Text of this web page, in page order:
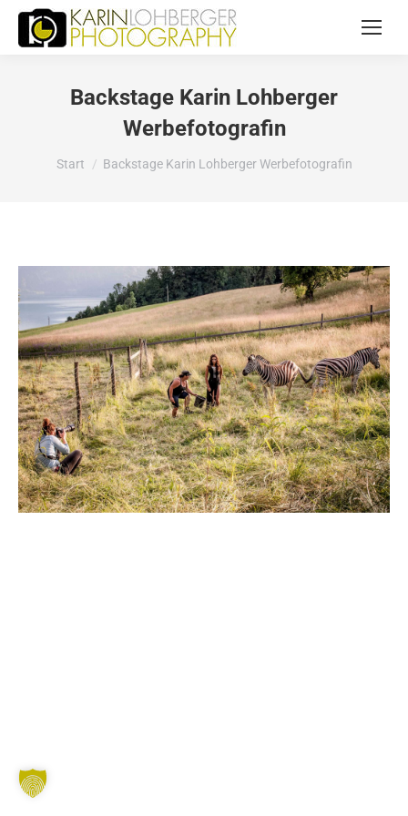
Backstage Karin Lohberger
Werbefotografin
Sie befinden sich hier:
Start Backstage Karin Lohberger Werbefotografin